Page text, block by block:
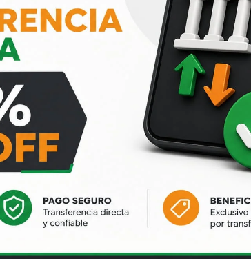
$ 5.292
-33%